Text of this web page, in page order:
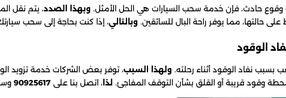
وقوع حادث، فإن خدمة سحب السيارات هي الحل الأمثل. وبهذا الصدد، يتم نقل
حالتها، مما يوفر راحة البال للسائقين. وبالتالي، إذا كنت بحاجة إلى سحب
نفاد الوقود أثناء رحلته. ولهذا السبب، توفر بعض الشركات خدمة تزويد
وقود قريبة أو القلق بشأن التوقف المفاجئ. لذا ، اتصل بنا على 90925617